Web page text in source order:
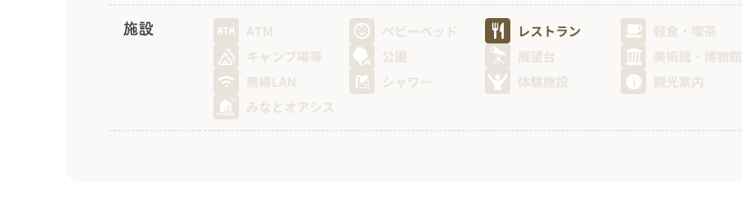
施設 ATM ベビーベッド レストラン 軽食・喫茶
キャンプ場等
公園 展望台 美術館・博物館
無線LAN
シャワー 体験施設 観光案内
みなとオアシス